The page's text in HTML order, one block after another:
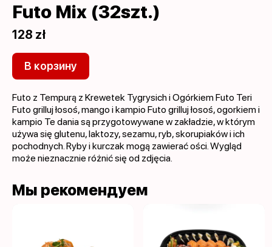
Futo Mix (32szt.)
128 zł
В корзину
Futo z Tempurą z Krewetek Tygrysich i Ogórkiem Futo Teri
Futo grilluj łosoś, mango i kampio Futo grilluj łosoś, ogorkiem i
kampio Te dania są przygotowywane w zakładzie, w którym
używa się glutenu, laktozy, sezamu, ryb, skorupiaków i ich
pochodnych. Ryby i kurczak mogą zawierać ości. Wygląd
może nieznacznie różnić się od zdjęcia.
Мы рекомендуем